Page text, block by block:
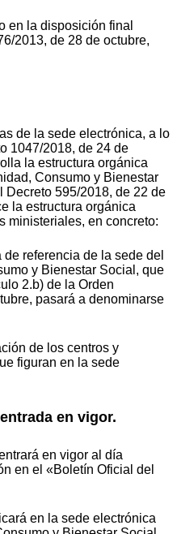
en la disposición final
2013, de 28 de octubre,
de la sede electrónica, a lo
1047/2018, de 24 de
la estructura orgánica
Consumo y Bienestar
Decreto 595/2018, de 22 de
la estructura orgánica
ministeriales, en concreto:
referencia de la sede del
y Bienestar Social, que
2.b) de la Orden
pasará a denominarse
de los centros y
figuran en la sede
en vigor.
en vigor al día
en el «Boletín Oficial del
en la sede electrónica